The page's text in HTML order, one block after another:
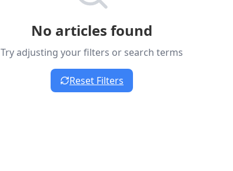
No articles found
Try adjusting your filters or search terms
Reset Filters